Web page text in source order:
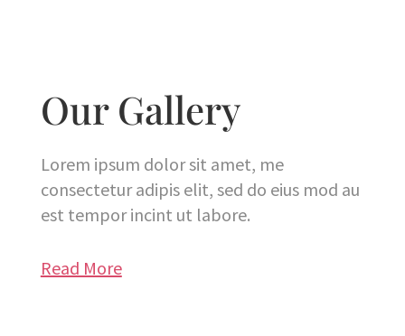
Our Gallery
Lorem ipsum dolor sit amet, me
consectetur adipis elit, sed do eius mod au
est tempor incint ut labore.
Read More